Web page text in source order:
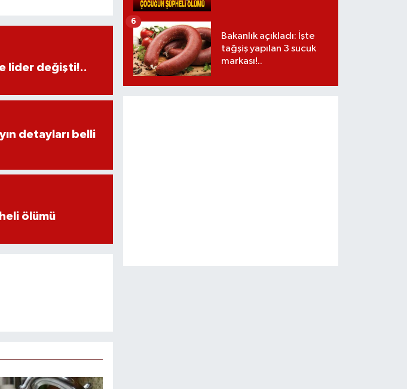
lider değişti!..
detayları belli
ölümü
Bakanlık açıkladı: İşte
tağşiş yapılan 3 sucuk
markası!..
6